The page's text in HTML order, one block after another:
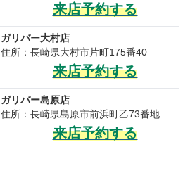
来店予約する
ガリバー大村店
住所：長崎県大村市片町175番40
来店予約する
ガリバー島原店
住所：長崎県島原市前浜町乙73番地
来店予約する